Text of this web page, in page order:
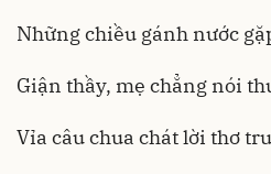
Những chiều gánh nước
Giận thầy, mẹ chẳng nói
Vỉa câu chua chát lời thơ